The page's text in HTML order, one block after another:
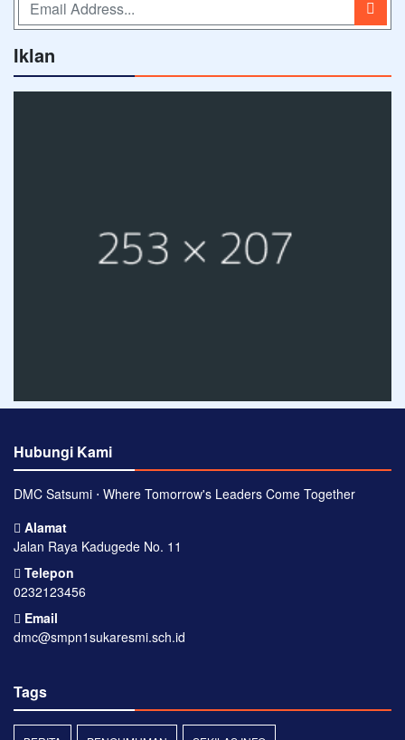
Iklan
Hubungi Kami
DMC Satsumi ⋅ Where Tomorrow's Leaders Come Together
Alamat
Jalan Raya Kadugede No. 11
Telepon
0232123456
Email
dmc@smpn1sukaresmi.sch.id
Tags